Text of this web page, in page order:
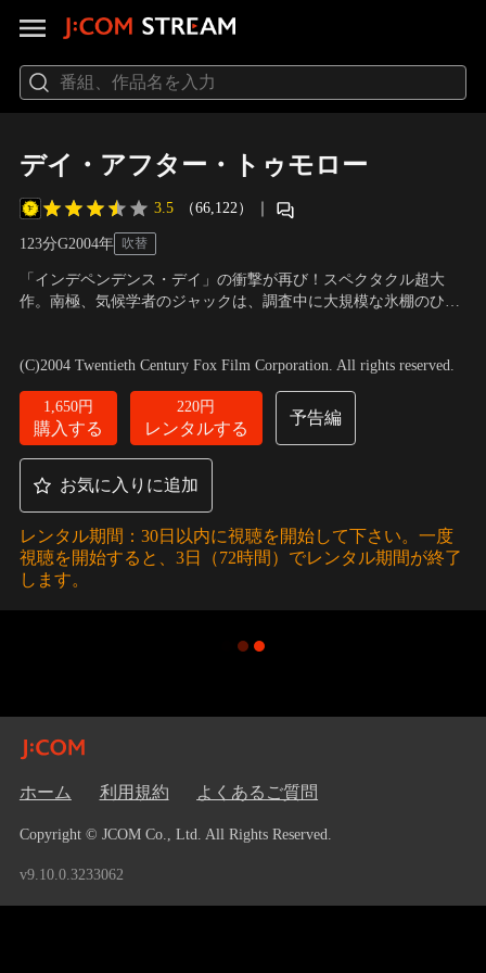
デイ・アフター・トゥモロー
3.5 （66,122） ｜
123分G2004年 吹替
「インデペンデンス・デイ」の衝撃が再び！スペクタクル超大
作。南極、気候学者のジャックは、調査中に大規模な氷棚のひび
たジャックは副大統領に大規模な避難を進言するが…。
ド・エメリッヒ
(C)2004 Twentieth Century Fox Film Corporation. All rights reserved.
1,650円
購入する
220円
レンタルする
予告編
お気に入りに追加
レンタル期間：30日以内に視聴を開始して下さい。一度
視聴を開始すると、3日（72時間）でレンタル期間が終了
します。
ホーム 利用規約 よくあるご質問
Copyright © JCOM Co., Ltd. All Rights Reserved.
v9.10.0.3233062